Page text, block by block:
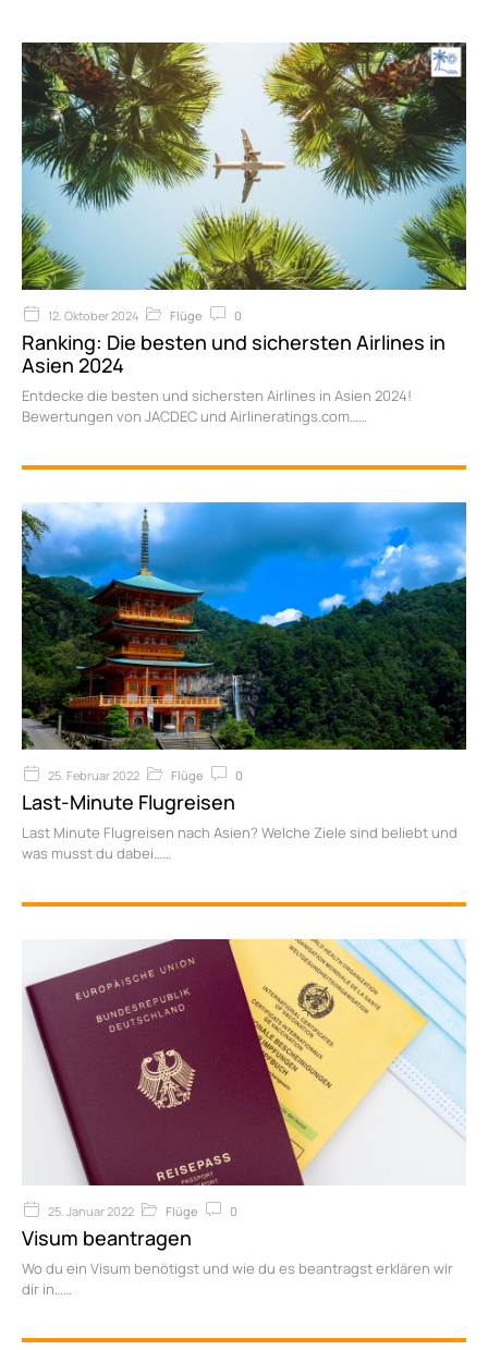
12. Oktober 2024 Flüge 0
Ranking: Die besten und sichersten Airlines in
Asien 2024
Entdecke die besten und sichersten Airlines in Asien 2024!
Bewertungen von JACDEC und Airlineratings.com…
25. Februar 2022 Flüge 0
Last-Minute Flugreisen
Last Minute Flugreisen nach Asien? Welche Ziele sind beliebt und
was musst du dabei…
25. Januar 2022 Flüge 0
Visum beantragen
Wo du ein Visum benötigst und wie du es beantragst erklären wir
dir in…